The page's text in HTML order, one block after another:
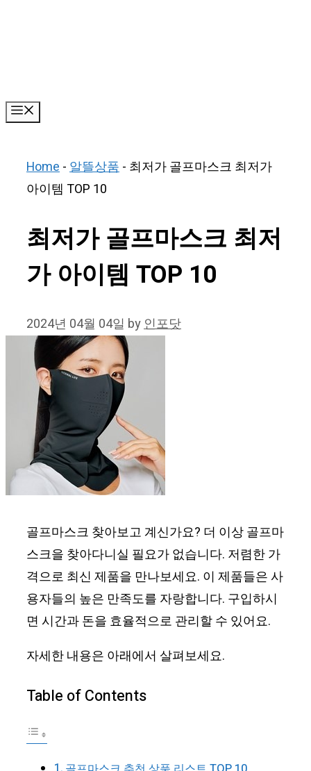
Home-알뜰상품- 최저가 골프마스크 최저가
아이템 TOP 10
최저가 골프마스크 최저
가 아이템 TOP 10
2024년 04월 04일 by인포닷
골프마스크 찾아보고 계신가요? 더 이상 골프마
스크을 찾아다니실 필요가 없습니다. 저렴한 가
격으로 최신 제품을 만나보세요. 이 제품들은 사
용자들의 높은 만족도를 자랑합니다. 구입하시
면 시간과 돈을 효율적으로 관리할 수 있어요.
자세한 내용은 아래에서 살펴보세요.
Table of Contents